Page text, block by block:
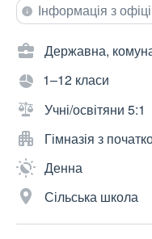
Інформація з
Державна,
1–12 класи
Учні/освітяни 5:1
Гімназія з
Денна
Сільська школа